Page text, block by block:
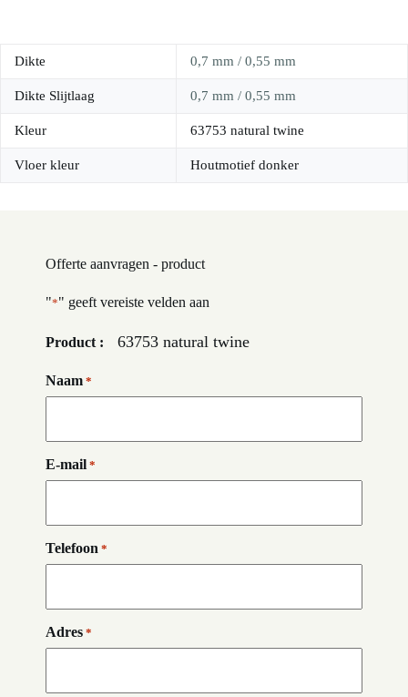
Dikte 0,7 mm / 0,55 mm
Dikte Slijtlaag 0,7 mm / 0,55 mm
Kleur 63753 natural twine
Vloer kleur Houtmotief donker
Offerte aanvragen - product
"*" geeft vereiste velden aan
Product : 63753 natural twine
Naam *
E-mail *
Telefoon *
Adres *